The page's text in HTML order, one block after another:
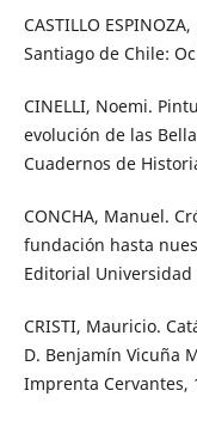
CASTILLO
Santiago de Chile:
CINELLI, Noemi.
evolución de las
Cuadernos de
CONCHA, Manuel.
fundación hasta
Editorial Universidad
CRISTI, Mauricio.
D. Benjamín Vicuña
Imprenta Cervantes,